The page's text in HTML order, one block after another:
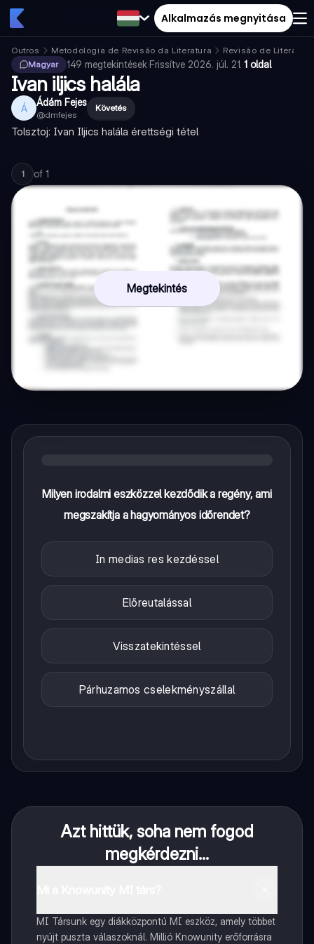
Alkalmazás megnyitása
Outros Metodologia de Revisão da Literatura
Revisão de Literatura
Magyar
149 megtekintések·Frissítve 2026. júl. 21.·1 oldal
Ivan iljics halála
Á Ádám Fejes
@dmfejes
Követés
Tolsztoj: Ivan Iljics halála érettségi tétel
1 of 1
Megtekintés
Milyen irodalmi eszközzel kezdődik a regény, ami
megszakítja a hagyományos időrendet?
In medias res kezdéssel
Előreutalással
Visszatekintéssel
Párhuzamos cselekményszállal
Azt hittük, soha nem fogod
megkérdezni...
MI Társunk egy diákközpontú MI eszköz, amely többet
nyújt puszta válaszoknál. Millió Knowunity erőforrásra